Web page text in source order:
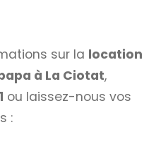
sur la location
à La Ciotat,
ou laissez-nous vos
: